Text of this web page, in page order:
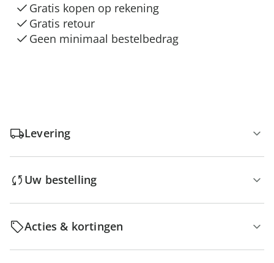
Gratis kopen op rekening
Gratis retour
Geen minimaal bestelbedrag
Levering
Uw bestelling
Acties & kortingen